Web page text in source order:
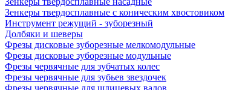
Зенкеры твердосплавные с коническим хвостовиком
Инструмент режущий - зуборезный
Долбяки и шеверы
Фрезы дисковые зуборезные мелкомодульные
Фрезы дисковые зуборезные модульные
Фрезы червячные для зубчатых колес
Фрезы червячные для зубьев звездочек
Фрезы червячные для шлицевых валов